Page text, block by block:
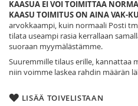
KAASUA EI VOI TOIMITTAA
KAASU TOIMITUS ON AINA VAK-
arvokkaampi, kuin normaali Posti
tilata useampi rasia kerrallaan
suoraan myymälästämme.
Suuremmille tilaus erille, kannattaa
niin voimme laskea rahdin määrän
LISÄÄ TOIVELISTAAN